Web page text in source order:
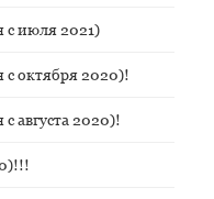
с июля 2021)
с октября 2020)!
августа 2020)!